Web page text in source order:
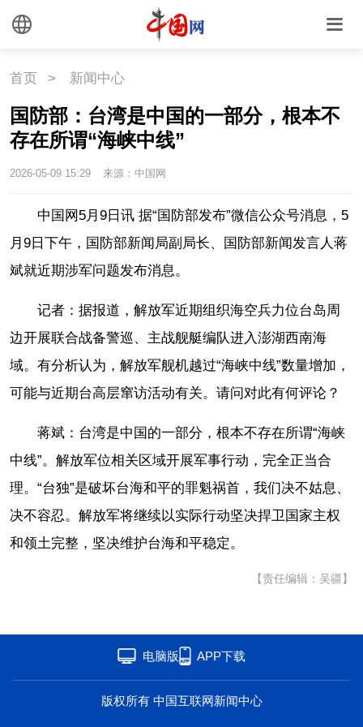
中国关键词
文化 文创 艺术
时尚 旅游
中国瓷
国情 助残 一带一路
海洋 草原 湾区
首页 > 新闻中心
国防部：台湾是中国的一部分，根本不
存在所谓“海峡中线”
2026-05-09 15:29 来源：中国网
中国网5月9日讯 据“国防部发布”微信公众号消息，5
月9日下午，国防部新闻局副局长、国防部新闻发言人蒋
斌就近期涉军问题发布消息。
记者：据报道，解放军近期组织海空兵力位台岛周
边开展联合战备警巡、主战舰艇编队进入澎湖西南海
域。有分析认为，解放军舰机越过“海峡中线”数量增加，
可能与近期台高层窜访活动有关。请问对此有何评论？
蒋斌：台湾是中国的一部分，根本不存在所谓“海峡
中线”。解放军位相关区域开展军事行动，完全正当合
理。“台独”是破坏台海和平的罪魁祸首，我们决不姑息、
决不容忍。解放军将继续以实际行动坚决捍卫国家主权
和领土完整，坚决维护台海和平稳定。
【责任编辑：吴疆】
电脑版 APP下载
版权所有 中国互联网新闻中心